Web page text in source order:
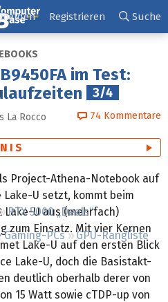
RTX 5000 „Deals“
Gaming-PCs
GPU-Rangliste
Registrieren Suche
im Test:
3/4
La Rocco 74 Kommentare
Project-Athena-Notebook auf
Lake-U setzt, kommt beim
Lake-U aus (mehrfach)
zum Einsatz. Mit vier Kernen
Lake-U auf den ersten Blick
Lake-U, doch die Basistakt-
deutlich oberhalb derer von
15 Watt sowie cTDP-up von